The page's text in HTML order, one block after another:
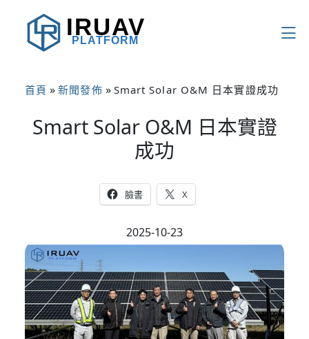
IRUAV
PLATFORM
首頁 »新聞發佈 » Smart Solar O&M 日本實證成功
Smart Solar O&M 日本實證
成功
臉書 X
2025-10-23